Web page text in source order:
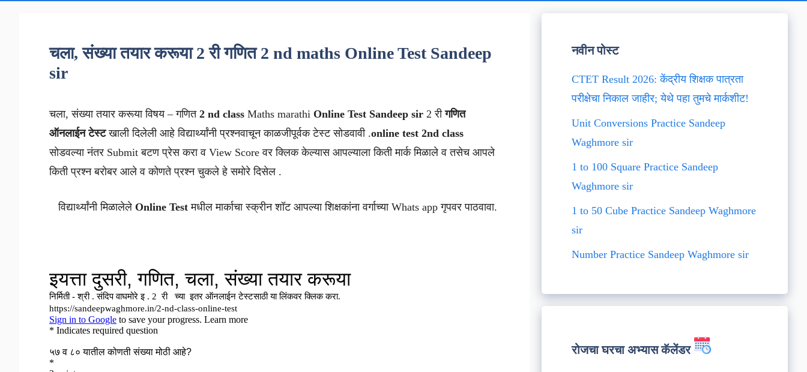
चला, संख्या तयार करूया 2 री गणित 2 nd maths Online Test Sandeep
sir
चला, संख्या तयार करूया विषय – गणित 2 nd class Maths marathi Online Test Sandeep sir 2 रीगणित
ऑनलाईन टेस्टखाली दिलेली आहे विद्यार्थ्यांनी प्रश्नवाचून काळजीपूर्वक टेस्ट सोडवावी .online test 2nd class
सोडवल्या नंतर Submit बटण प्रेस करा व View Score वर क्लिक केल्यास आपल्याला किती मार्क मिळाले व तसेच आपले
किती प्रश्न बरोबर आले व कोणते प्रश्न चुकले हे समोरे दिसेल .
विद्यार्थ्यांनी मिळालेले Online Test मधील मार्काचा स्क्रीन शॉट आपल्या शिक्षकांना वर्गाच्या Whats app गृपवर पाठवावा.
नवीन पोस्ट
CTET Result 2026: केंद्रीय शिक्षक पात्रता
परीक्षेचा निकाल जाहीर; येथे पहा तुमचे मार्कशीट!
Unit Conversions Practice Sandeep
Waghmore sir
1 to 100 Square Practice Sandeep
Waghmore sir
1 to 50 Cube Practice Sandeep Waghmore
sir
Number Practice Sandeep Waghmore sir
रोजचा घरचा अभ्यास कॅलेंडर